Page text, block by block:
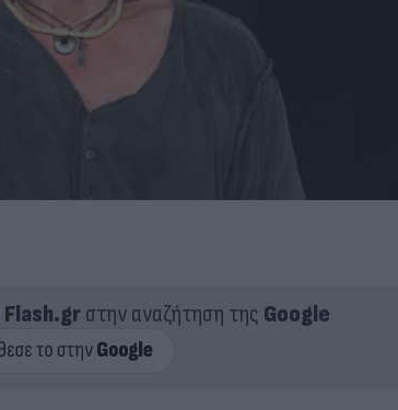
Flash.grστην αναζήτηση της Google